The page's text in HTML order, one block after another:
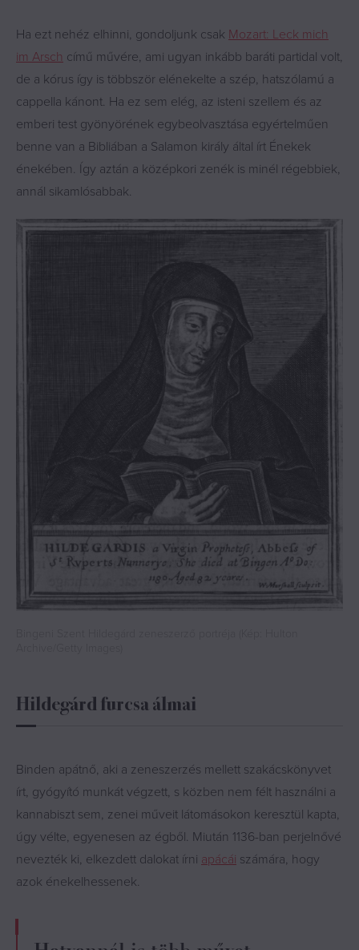
Ha ezt nehéz elhinni, gondoljunk csak Mozart: Leck mich
im Arsch című művére, ami ugyan inkább baráti partidal volt,
de a kórus így is többször elénekelte a szép, hatszólamú a
cappella kánont. Ha ez sem elég, az isteni szellem és az
emberi test gyönyörének egybeolvasztása egyértelműen
benne van a Bibliában a Salamon király által írt Énekek
énekében. Így aztán a középkori zenék is minél régebbiek,
annál sikamlósabbak.
Hildegárd furcsa álmai
Binden apátnő, aki a zeneszerzés mellett szakácskönyvet
írt, gyógyító munkát végzett, s közben nem félt használni a
kannabiszt sem, zenei műveit látomásokon keresztül kapta,
úgy vélte, egyenesen az égből. Miután 1136-ban perjelnővé
nevezték ki, elkezdett dalokat írni apácái számára, hogy
azok énekelhessenek.